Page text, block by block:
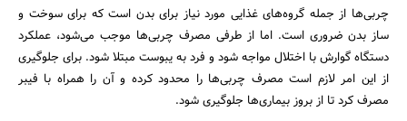
چربی‌ها از جمله گروه‌های غذایی مورد نیاز برای بدن است که برای سوخت و
ساز بدن ضروری است. اما از طرفی مصرف چربی‌ها موجب می‌شود، عملکرد
دستگاه گوارش با اختلال مواجه شود و فرد به یبوست مبتلا شود. برای جلوگیری
از این امر لازم است مصرف چربی‌ها را محدود کرده و آن را همراه با فیبر
مصرف کرد تا از بروز بیماری‌ها جلوگیری شود.